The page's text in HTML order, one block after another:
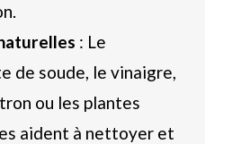
: Le
de soude, le vinaigre,
ou les plantes
aident à nettoyer et